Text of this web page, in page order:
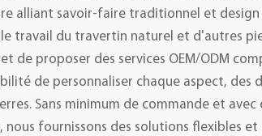
alliant savoir-faire traditionnel et
le travail du travertin naturel et d'autres
de proposer des services OEM/ODM
de personnaliser chaque aspect, des
Sans minimum de commande et
nous fournissons des solutions flexibles